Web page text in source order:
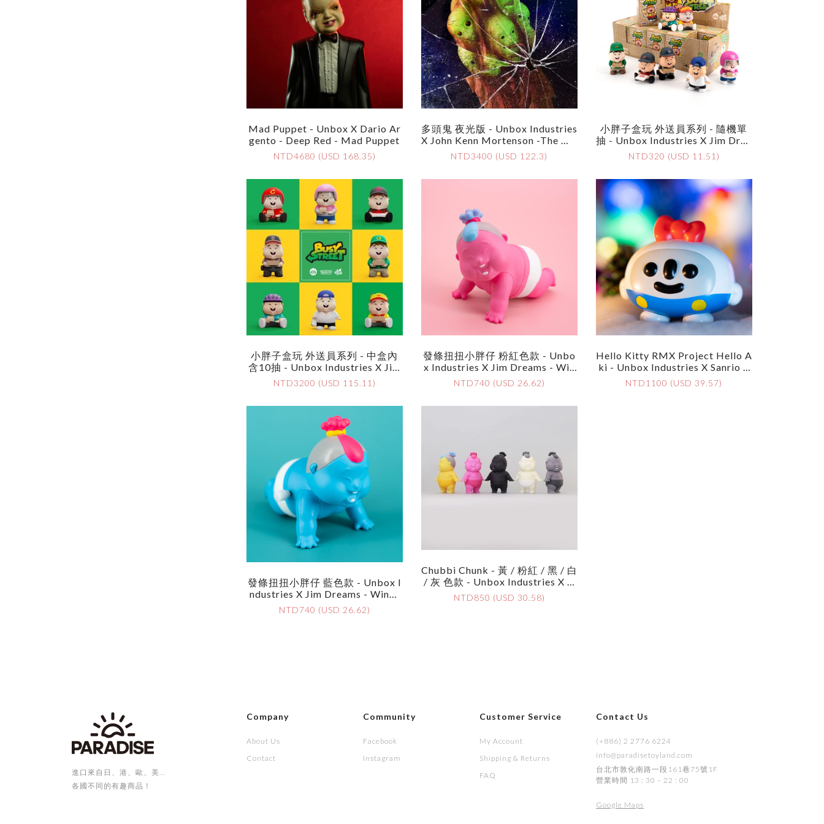
Mad Puppet - Unbox X Dario Ar
Gento - Deep Red - Mad Puppet
NTD4680 (USD 168.35)
多頭鬼 夜光版 - Unbox Industries
X John Kenn Mortenson -The Ma
Ny Headed Hag (GID)
NTD3400 (USD 122.3)
小胖子盒玩 外送員系列 - 隨機單
抽 - Unbox Industries X Jim Drea
Ms - Chubbi Cheeks 《BUSY ST
REET》 - Assortment
NTD320 (USD 11.51)
小胖子盒玩 外送員系列 - 中盒內
含10抽 - Unbox Industries X Jim
Dreams - Chubbi Cheeks 《BUS
Y STREET》 - Display Case Of 1
NTD3200 (USD 115.11)
發條扭扭小胖仔 粉紅色款 - Unbo
X Industries X Jim Dreams - Win
D-Up 'Wriggle' Chunk Pink Editi
On
NTD740 (USD 26.62)
Hello Kitty RMX Project Hello A
Ki - Unbox Industries X Sanrio X
Akinori Oishi
NTD1100 (USD 39.57)
發條扭扭小胖仔 藍色款 - Unbox I
Ndustries X Jim Dreams - Wind-
Up 'Wriggle' Chunk Blue Edition
NTD740 (USD 26.62)
Chubbi Chunk - 黃 / 粉紅 / 黑 / 白
/ 灰 色款 - Unbox Industries X Ji
M Dreams - Chubbi Chunk - Yell
Ow / Pink / Black / White / Grey
NTD850 (USD 30.58)
進口來自日、港、歐、美...
各國不同的有趣商品！
Company
About Us
Contact
Community
Facebook
Instagram
Customer Service
My Account
Shipping & Returns
FAQ
Contact Us
(+886) 2 2776 6224
info@paradisetoyland.com
台北市敦化南路一段161巷75號1F
營業時間 13 : 30 – 22 : 00
Google Maps